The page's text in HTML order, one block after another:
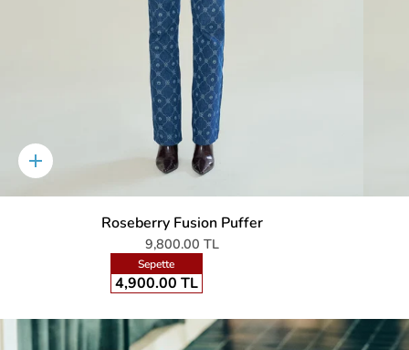
Hızlıca
sepete
ekle
Roseberry Fusion Puffer
9,800.00 TL
Sepette
4,900.00 TL